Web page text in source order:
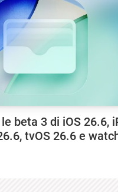
beta 3 di iOS 26.6,
tvOS 26.6 e